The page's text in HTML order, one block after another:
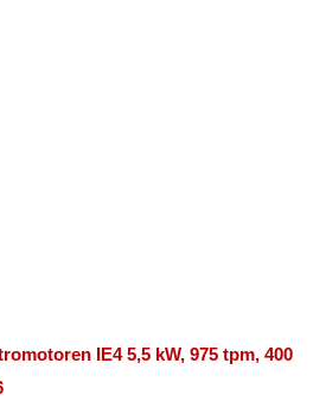
IE4 5,5 kW, 975 tpm, 400